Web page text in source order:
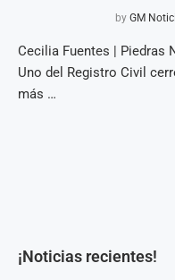
by GM
Cecilia Fuentes | Piedras
Uno del Registro Civil
más …
¡Noticias recientes!